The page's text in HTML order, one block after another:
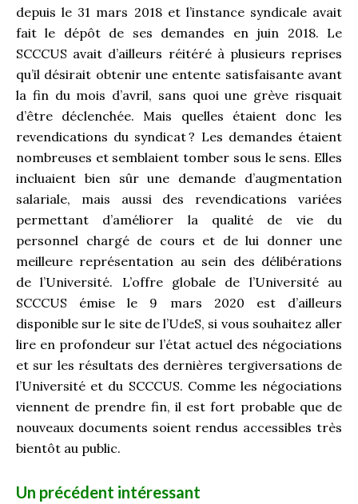
depuis le 31 mars 2018 et l’instance syndicale avait
fait le dépôt de ses demandes en juin 2018. Le
SCCCUS avait d’ailleurs réitéré à plusieurs reprises
qu’il désirait obtenir une entente satisfaisante avant
la fin du mois d’avril, sans quoi une grève risquait
d’être déclenchée. Mais quelles étaient donc les
revendications du syndicat ? Les demandes étaient
nombreuses et semblaient tomber sous le sens. Elles
incluaient bien sûr une demande d’augmentation
salariale, mais aussi des revendications variées
permettant d’améliorer la qualité de vie du
personnel chargé de cours et de lui donner une
meilleure représentation au sein des délibérations
de l’Université. L’offre globale de l’Université au
SCCCUS émise le 9 mars 2020 est d’ailleurs
disponible sur le site de l’UdeS, si vous souhaitez aller
lire en profondeur sur l’état actuel des négociations
et sur les résultats des dernières tergiversations de
l’Université et du SCCCUS. Comme les négociations
viennent de prendre fin, il est fort probable que de
nouveaux documents soient rendus accessibles très
bientôt au public.
Un précédent intéressant